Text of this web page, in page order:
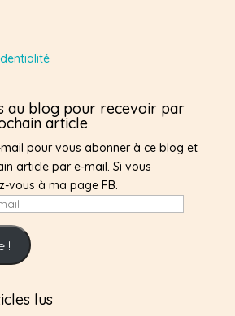
au blog pour recevoir par
article
pour vous abonner à ce blog et
article par e-mail. Si vous
vous à ma page FB.
!
lus